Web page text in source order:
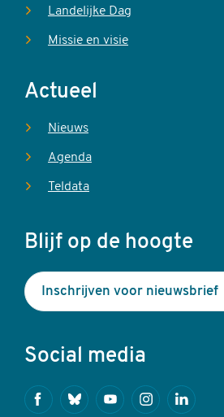
Landelijke Dag
Missie en visie
Actueel
Nieuws
Agenda
Teldata
Blijf op de hoogte
Inschrijven voor nieuwsbrief
Social media
FacebookBlueskyYoutubeInstagramLinkedin